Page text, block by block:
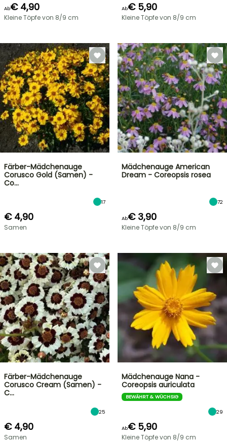
Ab€ 4,90
Kleine Töpfe von 8/9 cm
Ab€ 5,90
Kleine Töpfe von 8/9 cm
Färber-Mädchenauge
Corusco Gold (Samen) -
Co…
17
€ 4,90
Samen
Mädchenauge American
Dream - Coreopsis rosea
72
Ab€ 3,90
Kleine Töpfe von 8/9 cm
Färber-Mädchenauge
Corusco Cream (Samen) -
C…
25
€ 4,90
Samen
Mädchenauge Nana -
Coreopsis auriculata
BEWÄHRT & WÜCHSIG
29
Ab€ 5,90
Kleine Töpfe von 8/9 cm